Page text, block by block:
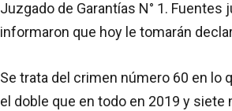
Juzgado de Garantías N° 1. Fuentes
informaron que hoy le tomarán
Se trata del crimen número 60 en lo
el doble que en todo en 2019 y siete